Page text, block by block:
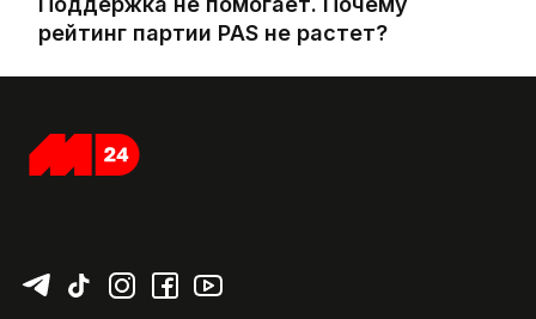
рейтинг партии PAS не растет?